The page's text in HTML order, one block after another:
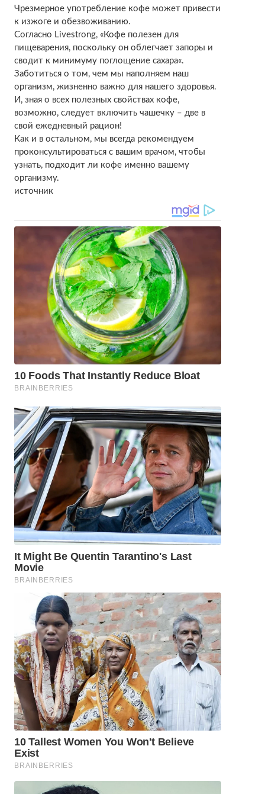
Чрезмерное употребление кофе может привести
к изжоге и обезвоживанию.
Согласно Livestrong, «Кофе полезен для
пищеварения, поскольку он облегчает запоры и
сводит к минимуму поглощение сахара«.
Заботиться о том, чем мы наполняем наш
организм, жизненно важно для нашего здоровья.
И, зная о всех полезных свойствах кофе,
возможно, следует включить чашечку – две в
свой ежедневный рацион!
Как и в остальном, мы всегда рекомендуем
проконсультироваться с вашим врачом, чтобы
узнать, подходит ли кофе именно вашему
организму.
источник